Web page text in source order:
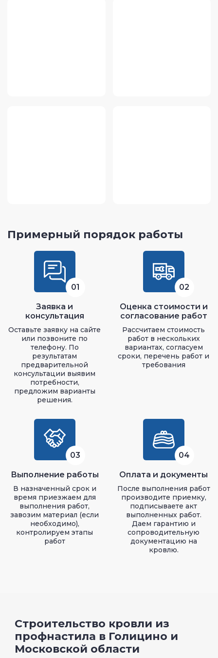
Примерный порядок работы
01
Заявка и
консультация
Оставьте заявку на сайте
или позвоните по
телефону. По
результатам
предварительной
консультации выявим
потребности,
предложим варианты
решения.
02
Оценка стоимости и
согласование работ
Рассчитаем стоимость
работ в нескольких
вариантах, согласуем
сроки, перечень работ и
требования
03
Выполнение работы
В назначенный срок и
время приезжаем для
выполнения работ,
завозим материал (если
необходимо),
контролируем этапы
работ
04
Оплата и документы
После выполнения работ
производите приемку,
подписываете акт
выполненных работ.
Даем гарантию и
сопроводительную
документацию на
кровлю.
Строительство кровли из
профнастила в Голицино и
Московской области